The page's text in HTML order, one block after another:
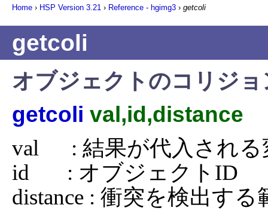
Home › HSP Version 3.21 › Reference - hgimg3 › getcoli
getcoli
オブジェクトのコリジョ
getcoli val,id,distance
val      : 結果が代入され
id       : オブジェクトID
distance : 衝突を検出する